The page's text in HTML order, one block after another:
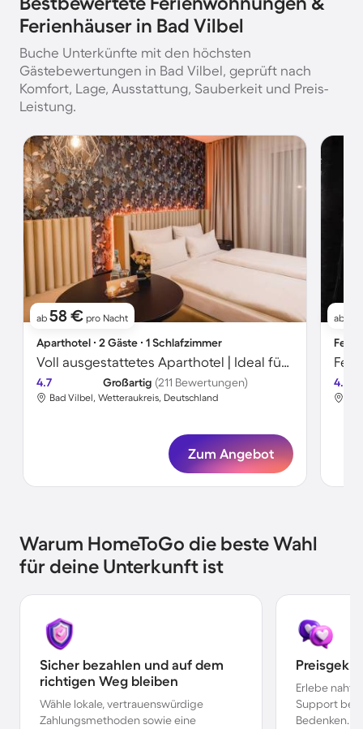
Ferienhäuser in Bad Vilbel
Buche Unterkünfte mit den höchsten
Gästebewertungen in Bad Vilbel, geprüft nach
Komfort, Lage, Ausstattung, Sauberkeit und Preis-
Leistung.
ab 58 € pro Nacht
Aparthotel ∙ 2 Gäste ∙ 1 Schlafzimmer
Voll ausgestattetes Aparthotel | Ideal für Homeoffice
4.7 Großartig (211 Bewertungen)
Bad Vilbel, Wetteraukreis, Deutschland
Zum Angebot
ab
4.7
Warum HomeToGo die beste Wahl
für deine Unterkunft ist
Sicher bezahlen und auf dem
richtigen Weg bleiben
Wähle lokale, vertrauenswürdige
Zahlungsmethoden sowie eine
Erlebe
Support bei
Bedenken.